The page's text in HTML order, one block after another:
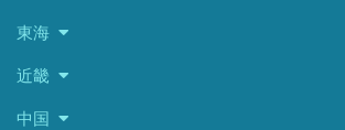
東海
近畿
中国